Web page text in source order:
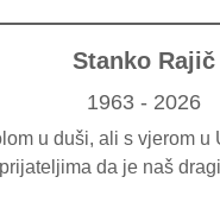
Stanko Rajič
1963 - 2026
u duši, ali s vjerom
da je naš